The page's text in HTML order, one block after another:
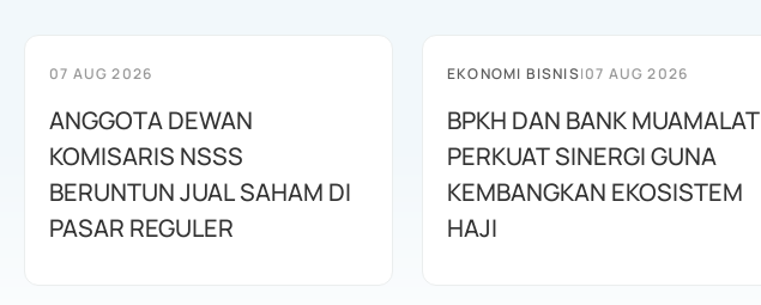
07 AUG 2026
ANGGOTA DEWAN
KOMISARIS NSSS
BERUNTUN JUAL SAHAM DI
PASAR REGULER
EKONOMI BISNIS|07 AUG 2026
BPKH DAN BANK MUAMALAT
PERKUAT SINERGI GUNA
KEMBANGKAN EKOSISTEM
HAJI